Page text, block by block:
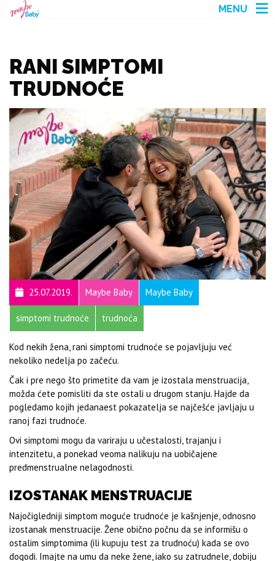
MENU
RANI SIMPTOMI
TRUDNOĆE
25.07.2019. Maybe Baby Maybe Baby
simptomi trudnoće trudnoća
Kod nekih žena, rani simptomi trudnoće se pojavljuju već
nekoliko nedelja po začeću.
Čak i pre nego što primetite da vam je izostala menstruacija,
možda ćete pomisliti da ste ostali u drugom stanju. Hajde da
pogledamo kojih jedanaest pokazatelja se najčešće javljaju u
ranoj fazi trudnoće.
Ovi simptomi mogu da variraju u učestalosti, trajanju i
intenzitetu, a ponekad veoma nalikuju na uobičajene
predmenstrualne nelagodnosti.
IZOSTANAK MENSTRUACIJE
Najočigledniji simptom moguće trudnoće je kašnjenje, odnosno
izostanak menstruacije. Žene obično počnu da se informišu o
ostalim simptomima (ili kupuju test za trudnoću) kada se ovo
dogodi. Imajte na umu da neke žene, iako su zatrudnele, dobiju